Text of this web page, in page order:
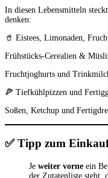
In diesen Lebensmitteln
denken:
🥤 Eistees, Limonaden,
Frühstücks-Cerealien &
Fruchtjoghurts und
🍕 Tiefkühlpizzen und
Soßen, Ketchup und
✅Tipp zum
Je weiter vorne ein
der Zutatenliste steht,